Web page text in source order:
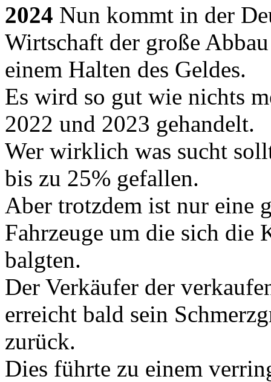
2024 Nun kommt in der
Wirtschaft der große
einem Halten des Geldes.
Es wird so gut wie nichts
2022 und 2023 gehandelt.
Wer wirklich was sucht
bis zu 25% gefallen.
Aber trotzdem ist nur eine
Fahrzeuge um die sich die
balgten.
Der Verkäufer der
erreicht bald sein
zurück.
Dies führte zu einem